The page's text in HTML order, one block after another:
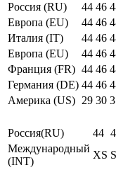
Россия (RU)
44 46
Европа (EU)
44 46
Италия (IT)
44 46
Европа (EU)
44 46
Франция (FR) 44 46
Германия (DE) 44 46
Америка (US) 29 30
Россия(RU)
44
Международный
(INT)
XS S